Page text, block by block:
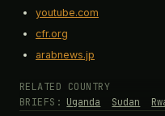
youtube.com
cfr.org
arabnews.jp
RELATED COUNTRY
BRIEFS: Uganda Sudan